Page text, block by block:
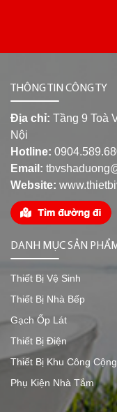
THÔNG TIN CÔNG TY
Địa chỉ: Tầng 9 Toà
Nội
Hotline:
Email:
Website:
DANH MỤC SẢN
Thiết Bị Vệ Sinh
Thiết Bị Nhà Bếp
Gạch Ốp Lát
Thiết Bị Điện
Thiết Bị Khu Công Cộng
Phụ Kiện Nhà Tắm